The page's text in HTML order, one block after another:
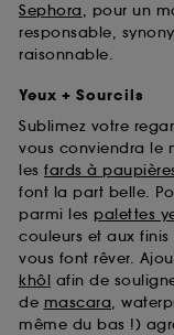
Sephora, pour un
responsable,
raisonnable.
Yeux + Sourcils
Sublimez votre
vous conviendra le
les fards à
font la part belle.
parmi les palettes
couleurs et aux
vous font rêver.
khôl afin de
de mascara,
même du bas !)